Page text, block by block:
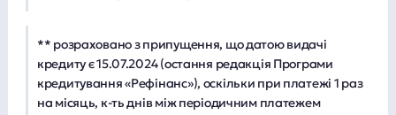
** розраховано з припущення, що датою видачі
кредиту є 15.07.2024 (остання редакція Програми
кредитування «Рефінанс»), оскільки при платежі 1 раз
на місяць, к-ть днів між періодичним платежем